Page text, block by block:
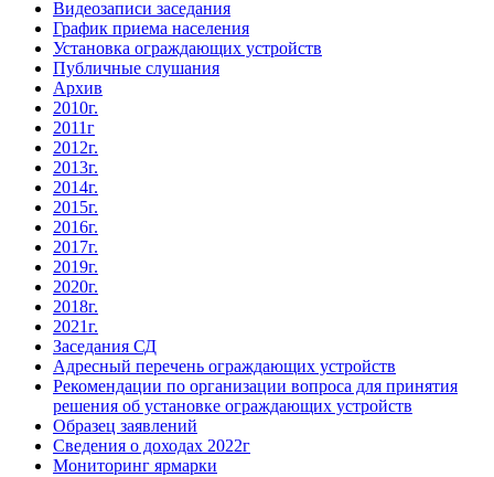
Видеозаписи заседания
График приема населения
Установка ограждающих устройств
Публичные слушания
Архив
2010г.
2011г
2012г.
2013г.
2014г.
2015г.
2016г.
2017г.
2019г.
2020г.
2018г.
2021г.
Заседания СД
Адресный перечень ограждающих устройств
Рекомендации по организации вопроса для принятия
решения об установке ограждающих устройств
Образец заявлений
Сведения о доходах 2022г
Мониторинг ярмарки